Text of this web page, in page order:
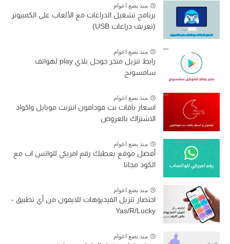
منذ بضع اعوام
برنامج تشغيل الدراعات مع الألعاب على الكمبيوتر
(تعريف دراعات USB)
منذ بضع اعوام
رابط تنزيل متجر جوجل بلاي play لهواتف
سامسونج
منذ بضع اعوام
اسعار باقات نت فودافون انترنت موبايل واكواد
الاشتراك بالعروض
منذ بضع اعوام
أفضل موقع يعطيك رقم امريكي للواتس اب مع
الكود مجانا
منذ بضع اعوام
اختصار تنزيل الفيديوهات للايفون من أي تطبيق -
Yas/R/Lucky
منذ بضع اعوام